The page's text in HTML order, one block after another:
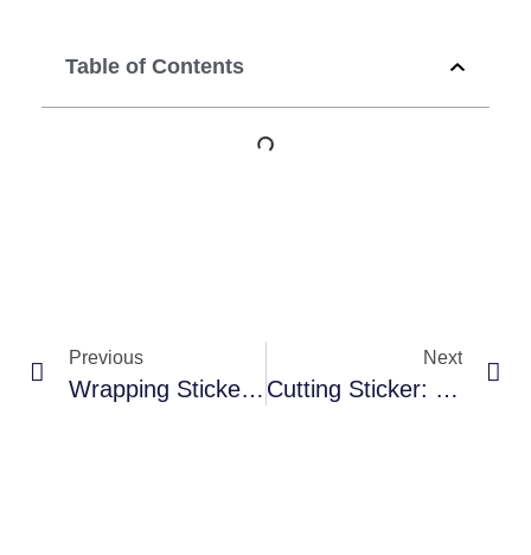
Table of Contents
Previous
Wrapping Sticker: Sticker Yang Sangat Menyerupai Warna Cat
Next
Cutting Sticker: Custom Warna, Design & Template Semau Anda